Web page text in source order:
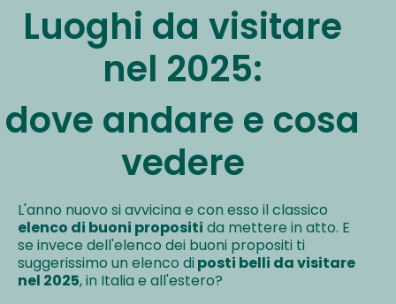
Luoghi da visitare
nel 2025:
dove andare e cosa
vedere
L'anno nuovo si avvicina e con esso il classico
elenco di buoni propositi da mettere in atto. E
se invece dell'elenco dei buoni propositi ti
suggerissimo un elenco diposti belli da visitare
nel 2025, in Italia e all'estero?